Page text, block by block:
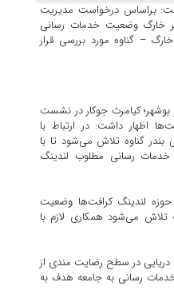
گفت: براساس درخواست مدیریت
خارگ وضعیت خدمات رسانی
– گناوه مورد بررسی قرار
کیامرث جوکار در نشست
اظهار داشت: در ارتباط با
بندر گناوه تلاش می‌شود تا با
خدمات رسانی مطلوب لندینگ
لندینگ کرافت‌ها وضعیت
می‌شود همکاری لازم با
دریایی در سطح رضایت مندی از
رسانی به جامعه هدف به